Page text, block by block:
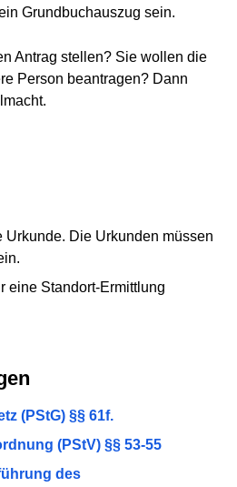
Grundbuchauszug sein.
Antrag stellen? Sie wollen die
Person beantragen? Dann
Urkunde. Die Urkunden müssen
eine Standort-Ermittlung
(PStG) §§ 61f.
(PStV) §§ 53-55
des